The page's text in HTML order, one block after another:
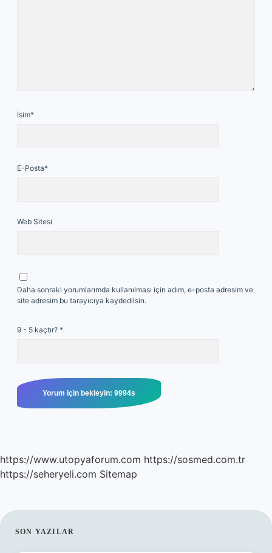
İsim*
E-Posta*
Web Sitesi
Daha sonraki yorumlarımda kullanılması için adım, e-posta adresim ve
site adresim bu tarayıcıya kaydedilsin.
9 - 5 kaçtır? *
https://www.utopyaforum.com https://sosmed.com.tr
https://seheryeli.com Sitemap
SIDEBAR
SON YAZILAR